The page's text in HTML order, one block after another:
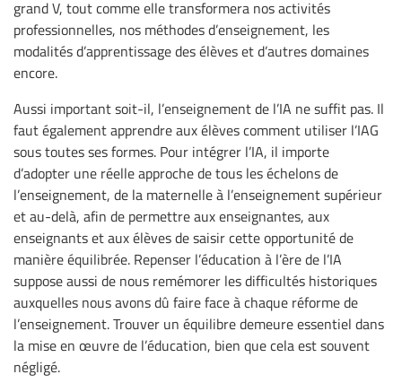
grand V, tout comme elle transformera nos activités
professionnelles, nos méthodes d’enseignement, les
modalités d’apprentissage des élèves et d’autres domaines
encore.
Aussi important soit-il, l’enseignement de l’IA ne suffit pas. Il
faut également apprendre aux élèves comment utiliser l’IAG
sous toutes ses formes. Pour intégrer l’IA, il importe
d’adopter une réelle approche de tous les échelons de
l’enseignement, de la maternelle à l’enseignement supérieur
et au-delà, afin de permettre aux enseignantes, aux
enseignants et aux élèves de saisir cette opportunité de
manière équilibrée. Repenser l’éducation à l’ère de l’IA
suppose aussi de nous remémorer les difficultés historiques
auxquelles nous avons dû faire face à chaque réforme de
l’enseignement. Trouver un équilibre demeure essentiel dans
la mise en œuvre de l’éducation, bien que cela est souvent
négligé.